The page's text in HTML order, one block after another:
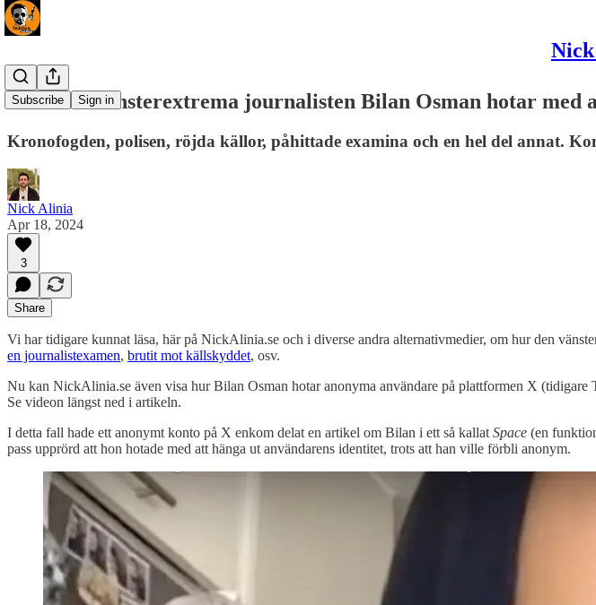
Subscribe Sign in
VIDEO: Vänsterextrema journalisten Bilan Osman hotar med
Kronofogden, polisen, röjda källor, påhittade examina och en hel del annat.
Nick Alinia
Apr 18, 2024
3
Share
Vi har tidigare kunnat läsa, här på NickAlinia.se och i diverse andra alternativmedier, om hur den
en journalistexamen, brutit mot källskyddet, osv.
Nu kan NickAlinia.se även visa hur Bilan Osman hotar anonyma användare på plattformen X
Se videon längst ned i artikeln.
I detta fall hade ett anonymt konto på X enkom delat en artikel om Bilan i ett så kallat Space (en
pass upprörd att hon hotade med att hänga ut användarens identitet, trots att han ville förbli anonym.